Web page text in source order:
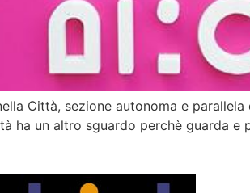
Città, sezione autonoma e
ha un altro sguardo perchè guarda e